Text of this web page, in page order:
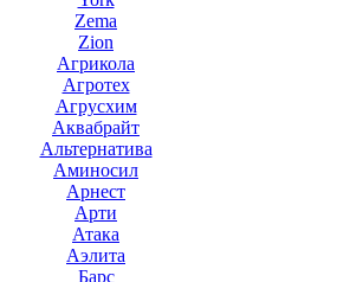
Zema
Zion
Агрикола
Агротех
Агрусхим
Аквабрайт
Альтернатива
Аминосил
Арнест
Арти
Атака
Аэлита
Барс